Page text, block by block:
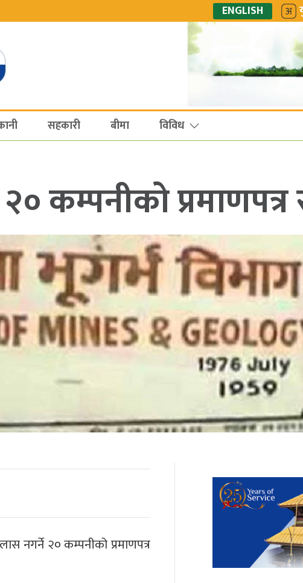
ENGLISH
सहकारी बीमा विविध
कम्पनीको प्रमाणपत्र
नगर्ने २० कम्पनीको प्रमाणपत्र